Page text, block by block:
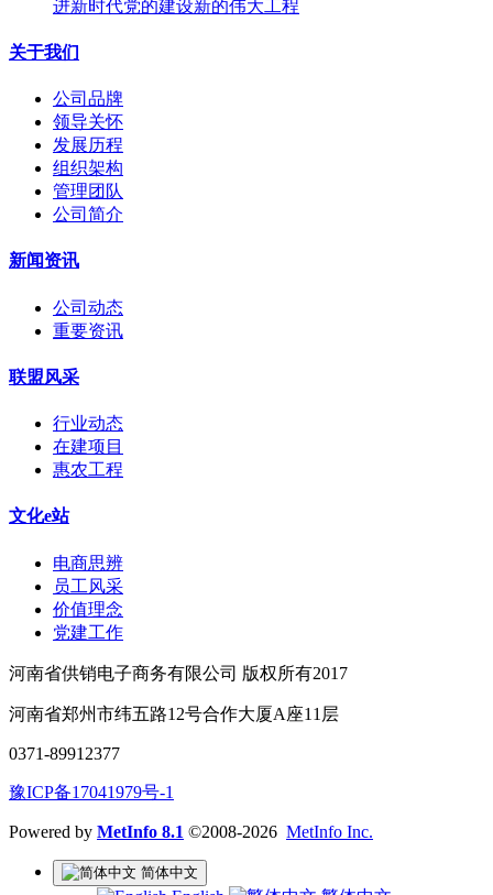
进新时代党的建设新的伟大工程
关于我们
公司品牌
领导关怀
发展历程
组织架构
管理团队
公司简介
新闻资讯
公司动态
重要资讯
联盟风采
行业动态
在建项目
惠农工程
文化e站
电商思辨
员工风采
价值理念
党建工作
河南省供销电子商务有限公司 版权所有2017
河南省郑州市纬五路12号合作大厦A座11层
0371-89912377
豫ICP备17041979号-1
Powered by MetInfo 8.1 ©2008-2026 MetInfo Inc.
简体中文